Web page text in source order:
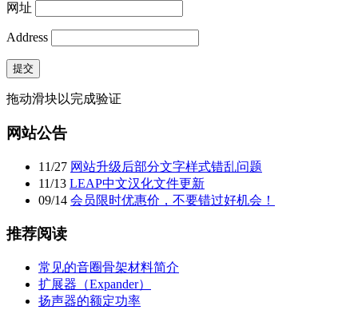
网址
Address
提交
拖动滑块以完成验证
网站公告
11/27 网站升级后部分文字样式错乱问题
11/13 LEAP中文汉化文件更新
09/14 会员限时优惠价，不要错过好机会！
推荐阅读
常见的音圈骨架材料简介
扩展器（Expander）
扬声器的额定功率